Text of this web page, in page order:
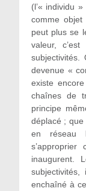
(l’« individu
comme
peut plus se
valeur,
subjectivités.
devenue «
existe
chaînes de
principe
déplacé ; que
en réseau
s’approprier
inaugurent.
enchaîné à